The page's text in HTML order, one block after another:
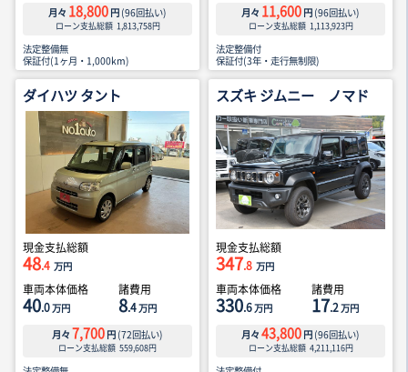
月々 18,800 円 (96回払い)
ローン支払総額 1,813,758円
法定整備無
保証付(1ヶ月・1,000km)
月々 11,600 円 (96回払い)
ローン支払総額 1,113,923円
法定整備付
保証付(3年・走行無制限)
ダイハツ タント
現金支払総額
48.4 万円
車両本体価格
40.0万円
諸費用
8.4万円
月々 7,700 円 (72回払い)
ローン支払総額 559,608円
スズキ ジムニー ノマド
現金支払総額
347.8 万円
車両本体価格
330.6万円
諸費用
17.2万円
月々 43,800 円 (96回払い)
ローン支払総額 4,211,116円